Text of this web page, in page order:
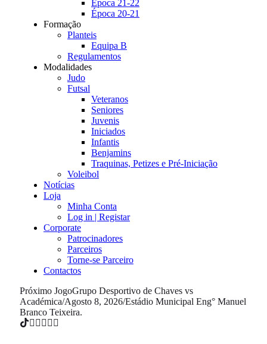
Época 21-22
Época 20-21
Formação
Planteis
Equipa B
Regulamentos
Modalidades
Judo
Futsal
Veteranos
Seniores
Juvenis
Iniciados
Infantis
Benjamins
Traquinas, Petizes e Pré-Iniciação
Voleibol
Notícias
Loja
Minha Conta
Log in | Registar
Corporate
Patrocinadores
Parceiros
Torne-se Parceiro
Contactos
Próximo JogoGrupo Desportivo de Chaves vs
Académica/Agosto 8, 2026/Estádio Municipal Eng° Manuel
Branco Teixeira.